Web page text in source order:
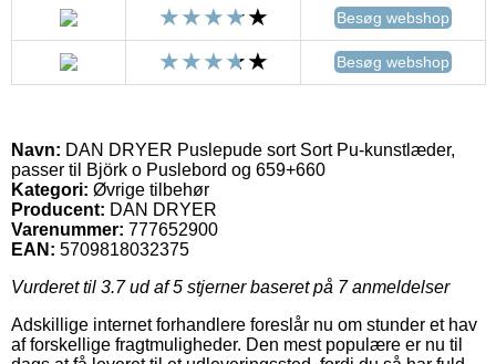
Besøg webshop
Besøg webshop
Navn: DAN DRYER Puslepude sort Sort Pu-kunstlæder,
passer til Björk o Puslebord og 659+660
Kategori: Øvrige tilbehør
Producent: DAN DRYER
Varenummer: 777652900
EAN: 5709818032375
Vurderet til 3.7ud af 5 stjerner baseret på 7anmeldelser
Adskillige internet forhandlere foreslår nu om stunder et hav
af forskellige fragtmuligheder. Den mest populære er nu til